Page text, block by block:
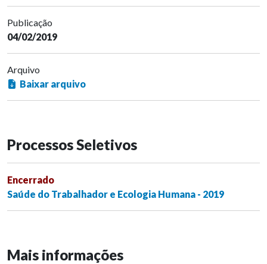
Publicação
04/02/2019
Arquivo
Baixar arquivo
Processos Seletivos
Encerrado
Saúde do Trabalhador e Ecologia Humana - 2019
Mais informações